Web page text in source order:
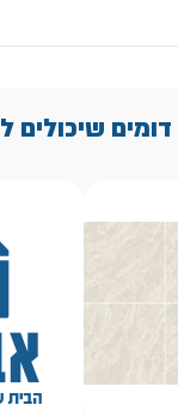
שיכולים